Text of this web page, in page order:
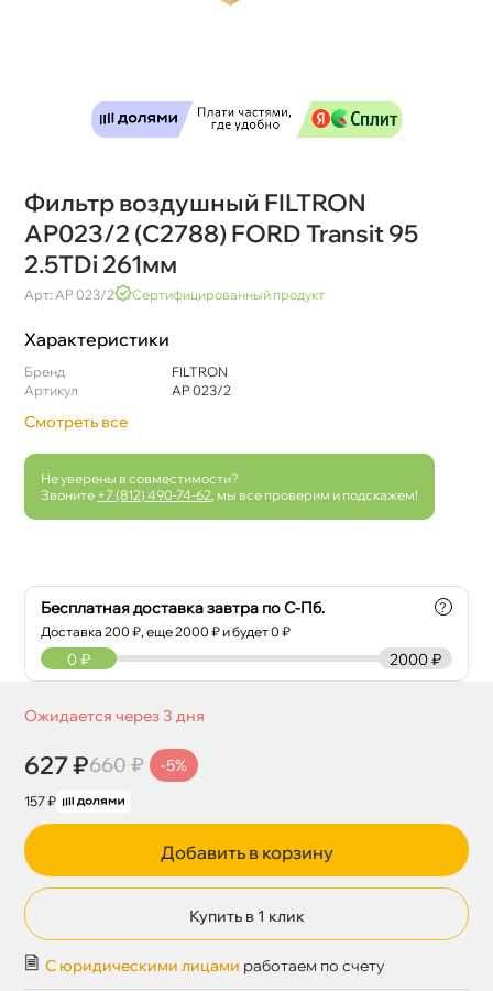
Фильтр воздушный FILTRON
AP023/2 (C2788) FORD Transit 95
2.5TDi 261мм
Арт: AP 023/2 Сертифицированный продукт
Характеристики
Бренд
FILTRON
Артикул
AP 023/2
Смотреть все
Не уверены в совместимости?
Звоните +7 (812) 490-74-62 , мы все проверим и подскажем!
Бесплатная доставка завтра по С-Пб.
Доставка200 ₽, еще2000 ₽ и будет 0 ₽
?
2000 ₽
0 ₽
Ожидается через 3 дня
627 ₽660 ₽ -5%
157 ₽
Добавить в корзину
Купить в 1 клик
С юридическими лицами работаем по счету